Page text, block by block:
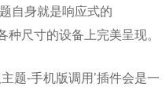
自身就是响应式的
尺寸的设备上完美呈现。
题-手机版调用’插件会是一